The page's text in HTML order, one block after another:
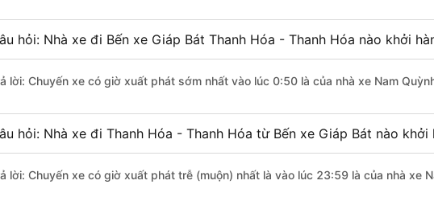
hỏi: Nhà xe đi Bến xe Giáp Bát Thanh Hóa - Thanh Hóa nào khởi
lời: Chuyến xe có giờ xuất phát sớm nhất vào lúc 0:50 là của nhà xe Nam
hỏi: Nhà xe đi Thanh Hóa - Thanh Hóa từ Bến xe Giáp Bát nào khởi
lời: Chuyến xe có giờ xuất phát trễ (muộn) nhất là vào lúc 23:59 là của nhà xe